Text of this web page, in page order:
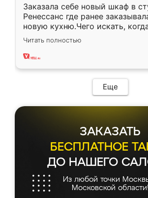
Заказала себе новый шкаф в
Ренессанс где ранее
новую кухню.Чего искать,
вполне довольна. Служит
два года, нареканий нет.
Читать полностью
Еще
ЗАКАЗАТЬ
БЕСПЛАТНОЕ
ДО НАШЕГО
Из любой точки
Московской области!